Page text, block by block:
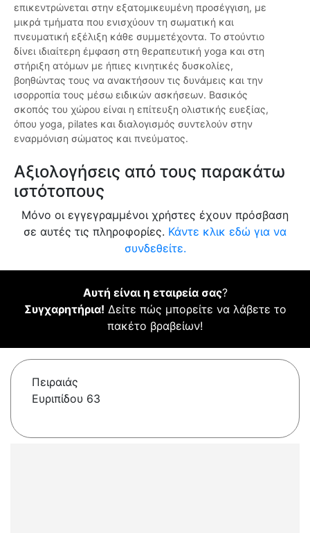
επικεντρώνεται στην εξατομικευμένη προσέγγιση, με
μικρά τμήματα που ενισχύουν τη σωματική και
πνευματική εξέλιξη κάθε συμμετέχοντα. Το στούντιο
δίνει ιδιαίτερη έμφαση στη θεραπευτική yoga και στη
στήριξη ατόμων με ήπιες κινητικές δυσκολίες,
βοηθώντας τους να ανακτήσουν τις δυνάμεις και την
ισορροπία τους μέσω ειδικών ασκήσεων. Βασικός
σκοπός του χώρου είναι η επίτευξη ολιστικής ευεξίας,
όπου yoga, pilates και διαλογισμός συντελούν στην
εναρμόνιση σώματος και πνεύματος.
Αξιολογήσεις από τους παρακάτω
ιστότοπους
Μόνο οι εγγεγραμμένοι χρήστες έχουν πρόσβαση
σε αυτές τις πληροφορίες. Κάντε κλικ εδώ για να
συνδεθείτε.
Αυτή είναι η εταιρεία σας?
Συγχαρητήρια! Δείτε πώς μπορείτε να λάβετε το
πακέτο βραβείων!
Πειραιάς
Ευριπίδου 63